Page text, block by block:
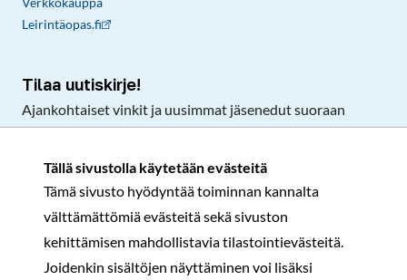
Tällä sivustolla käytetään evästeitä
Tämä sivusto hyödyntää toiminnan kannalta
välttämättömiä evästeitä sekä sivuston
kehittämisen mahdollistavia tilastointievästeitä.
Joidenkin sisältöjen näyttäminen voi lisäksi
Leirintäopas.fi
Tilaa uutiskirje!
Ajankohtaiset vinkit ja uusimmat jäsenedut suoraan